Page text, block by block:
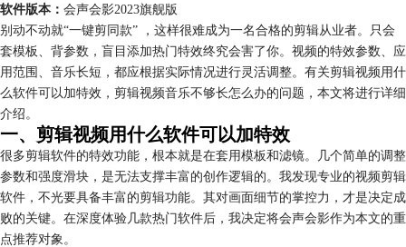
软件版本： 会声会影2023旗舰版
别动不动就“一键剪同款” ，这样很难成为一名合格的剪辑从业者。只会
套模板、背参数，盲目添加热门特效终究会害了你。视频的特效参数、应
用范围、音乐长短，都应根据实际情况进行灵活调整。有关剪辑视频用什
么软件可以加特效，剪辑视频音乐不够长怎么办的问题，本文将进行详细
介绍。
一、剪辑视频用什么软件可以加特效
很多剪辑软件的特效功能，根本就是在套用模板和滤镜。几个简单的调整
参数和强度滑块，是无法支撑丰富的创作逻辑的。我发现专业的视频剪辑
软件，不光要具备丰富的剪辑功能。其对画面细节的掌控力，才是决定成
败的关键。在深度体验几款热门软件后，我决定将会声会影作为本文的重
点推荐对象。